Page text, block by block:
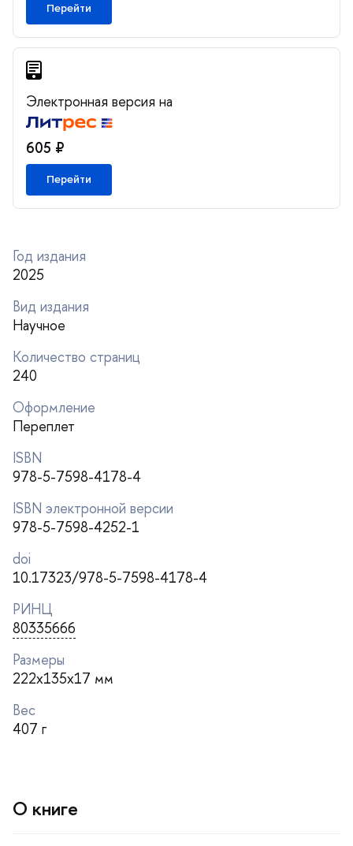
Перейти
Электронная версия на
605 ₽
Перейти
Год издания
2025
ид издания
Научное
Количество страниц
240
Оформление
Переплет
ISBN
978-5-7598-4178-4
ISBN электронной версии
978-5-7598-4252-1
doi
10.17323/978-5-7598-4178-4
РИНЦ
80335666
Размеры
222x135x17 мм
ес
407
О книге